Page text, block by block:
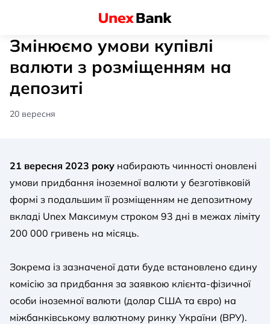
Змінюємо умови купівлі
валюти з розміщенням на
депозиті
20 вересня
21 вересня 2023 року набирають чинності оновлені
умови придбання іноземної валюти у безготівковій
формі з подальшим її розміщенням не депозитному
вкладі Unex Максимум строком 93 дні в межах ліміту
200 000 гривень на місяць.
Зокрема із зазначеної дати буде встановлено єдину
комісію за придбання за заявкою клієнта-фізичної
особи іноземної валюти (долар США та євро) на
міжбанківському валютному ринку України (ВРУ).